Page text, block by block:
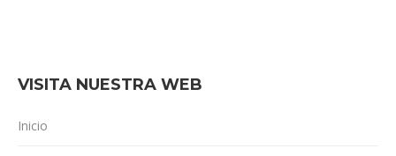
VISITA NUESTRA WEB
Inicio